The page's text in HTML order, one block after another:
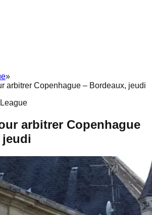
»
arbitrer Copenhague – Bordeaux, jeudi
arbitrer Copenhague
jeudi